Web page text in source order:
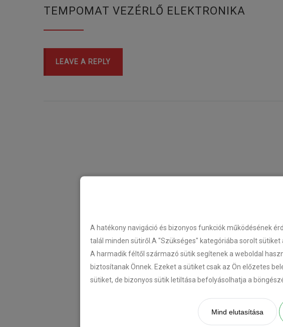
A hatékony navigáció és bizonyos funkciók működésének
talál minden sütiről.A "Szükséges" kategóriába sorolt
A harmadik féltől származó sütik segítenek a weboldal
biztosítanak Önnek. Ezeket a sütiket csak az Ön előzetes
sütiket, de bizonyos sütik letiltása befolyásolhatja a
Mind elutasítása
TEMPOMAT VEZÉRLŐ ELEKTRONIKA
LEAVE A REPLY